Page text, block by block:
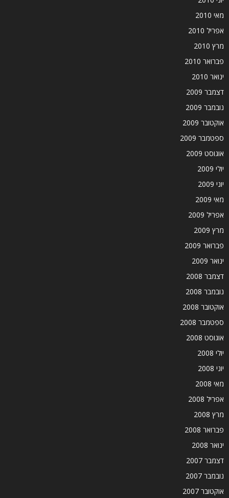
מאי 2010
אפריל 2010
מרץ 2010
פברואר 2010
ינואר 2010
דצמבר 2009
נובמבר 2009
אוקטובר 2009
ספטמבר 2009
אוגוסט 2009
יולי 2009
יוני 2009
מאי 2009
אפריל 2009
מרץ 2009
פברואר 2009
ינואר 2009
דצמבר 2008
נובמבר 2008
אוקטובר 2008
ספטמבר 2008
אוגוסט 2008
יולי 2008
יוני 2008
מאי 2008
אפריל 2008
מרץ 2008
פברואר 2008
ינואר 2008
דצמבר 2007
נובמבר 2007
אוקטובר 2007